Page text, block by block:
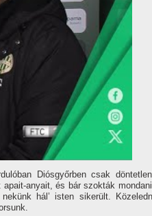
Diósgyőrben csak
anyait, és bár szokták
hál’ isten sikerült.